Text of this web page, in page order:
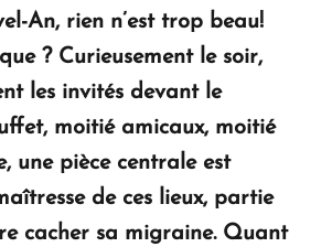
An, rien n’est trop beau!
? Curieusement le soir,
les invités devant le
moitié amicaux, moitié
une pièce centrale est
de ces lieux, partie
cacher sa migraine. Quant